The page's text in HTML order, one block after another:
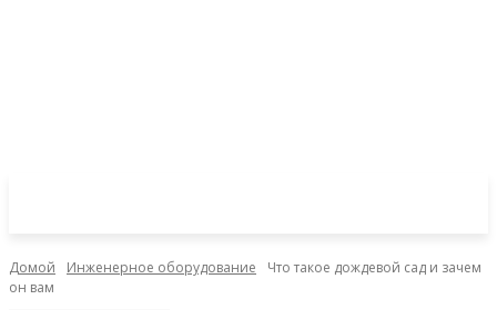
Домой Инженерное оборудование
Что такое дождевой сад и зачем
он вам